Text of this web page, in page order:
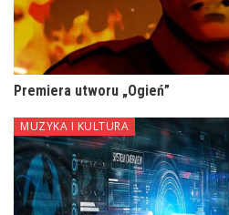
Premiera utworu „Ogień”
MUZYKA I KULTURA